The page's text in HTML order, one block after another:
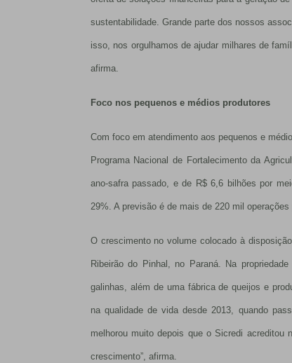
sustentabilidade. Grande parte dos nossos
isso, nos orgulhamos de ajudar milhares de
afirma.
Foco nos pequenos e médios produtores
Com foco em atendimento aos pequenos e
Programa Nacional de Fortalecimento da
ano-safra passado, e de R$ 6,6 bilhões por
29%. A previsão é de mais de 220 mil
O crescimento no volume colocado à
Ribeirão do Pinhal, no Paraná. Na
galinhas, além de uma fábrica de queijos e
na qualidade de vida desde 2013, quando
melhorou muito depois que o Sicredi
crescimento”, afirma.